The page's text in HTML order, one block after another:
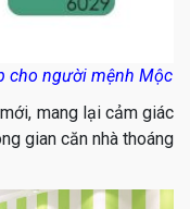
cho người mệnh Mộc
mang lại cảm giác
gian căn nhà thoáng